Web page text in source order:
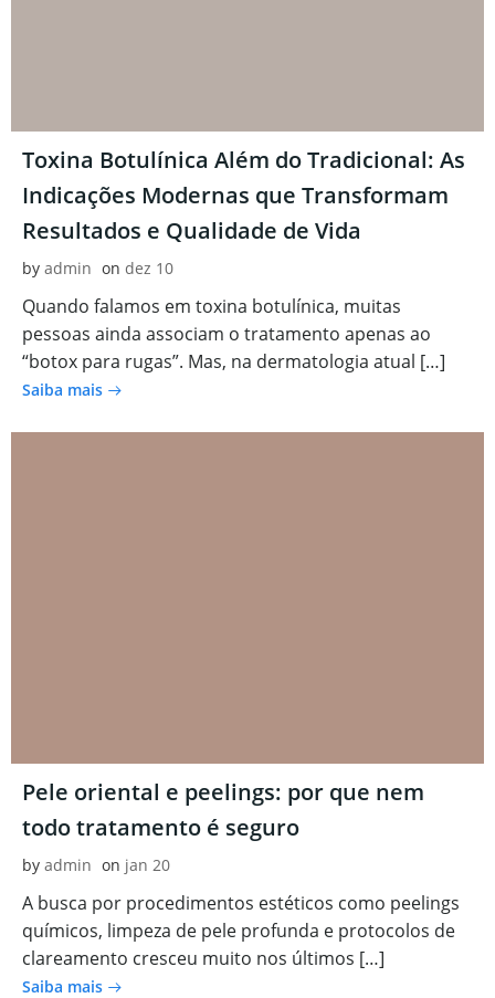
Toxina Botulínica Além do Tradicional: As
Indicações Modernas que Transformam
Resultados e Qualidade de Vida
by admin on dez 10
Quando falamos em toxina botulínica, muitas
pessoas ainda associam o tratamento apenas ao
“botox para rugas”. Mas, na dermatologia atual […]
Saiba mais
Pele oriental e peelings: por que nem
todo tratamento é seguro
by admin on jan 20
A busca por procedimentos estéticos como peelings
químicos, limpeza de pele profunda e protocolos de
clareamento cresceu muito nos últimos […]
Saiba mais